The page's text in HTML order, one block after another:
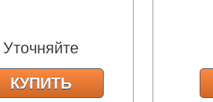
Уточняйте
КУПИТЬ